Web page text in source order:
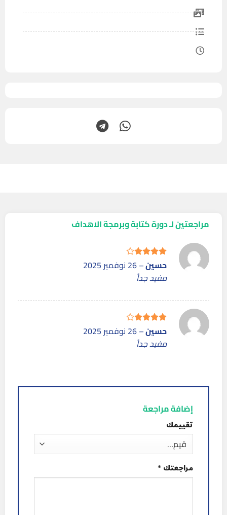
مراجعتين لـدورة كتابة وبرمجة الاهداف
تم
التقييم
4
من 5
حسين–26 نوفمبر 2025
مفيد جداً
تم
التقييم
من 5
حسين–26 نوفمبر 2025
مفيد جداً
إضافة مراجعة
تقييمك
مراجعتك*